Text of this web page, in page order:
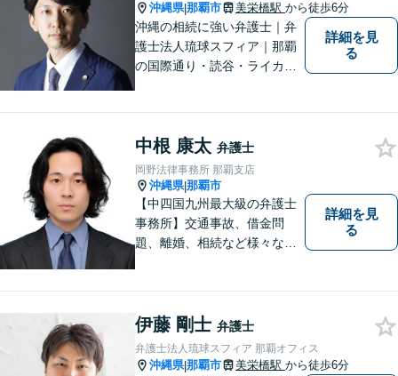
沖縄県|那覇市 美栄橋駅 から徒歩6分
沖縄の相続に強い弁護士｜弁
護士法人琉球スフィア｜那覇
の国際通り・読谷・ライカム
に対応し、あなたの立場に立
ったベストな紛争解決を導く
ことを常に大切にしていま
す。
詳細を見
る
中根 康太 弁護士
岡野法律事務所 那覇支店
沖縄県|那覇市
【中四国九州最大級の弁護士
事務所】交通事故、借金問
題、離婚、相続など様々な問
い！
詳細を見
る
伊藤 剛士 弁護士
弁護士法人琉球スフィア 那覇オフィス
沖縄県|那覇市 美栄橋駅 から徒歩6分